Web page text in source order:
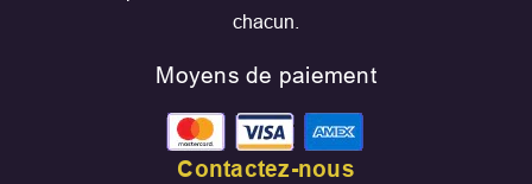
chacun.
Moyens de paiement
Contactez-nous